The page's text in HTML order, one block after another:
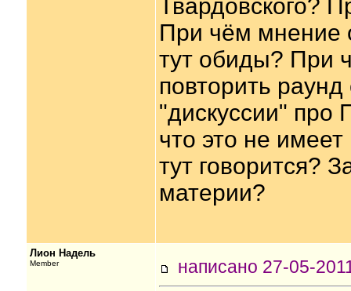
Твардовского?
При чём мнение
тут обиды? При
повторить
"дискуссии" про
что это не
тут говорится?
материи?
Лион Надель
Member написано 27-05-